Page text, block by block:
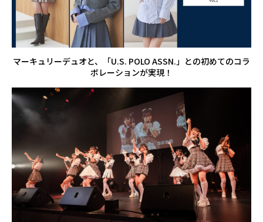
マーキュリーデュオと、「U.S. POLO ASSN.」との初めてのコラ
ボレーションが実現！